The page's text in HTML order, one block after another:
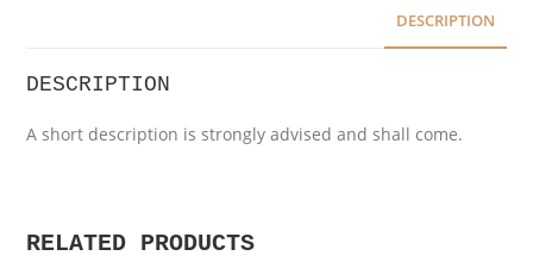
DESCRIPTION
DESCRIPTION
A short description is strongly advised and shall come.
RELATED PRODUCTS